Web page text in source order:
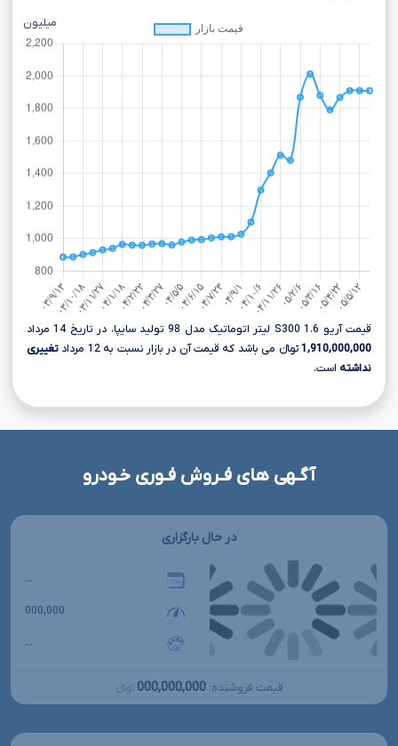
میلیون
قیمت آریو S300 1.6 لیتر اتوماتیک مدل 98 تولید سایپا، در تاریخ 14 مرداد
1,910,000,000 تومانءءء می باشد که قیمت آن در بازار نسبت به 12 مرداد
تغییری
نداشته است.
آگـهی های فـروش فـوری خـودرو
در حال بارگزاری
...
000,000
...
قیمت فروشنده: 000,000,000 تومانءءء